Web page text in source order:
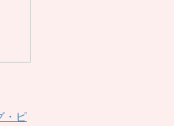
・ピ